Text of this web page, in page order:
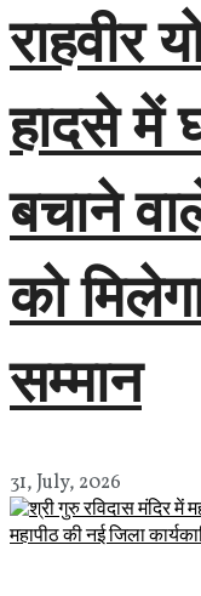
राहवीर
हादसे में
बचाने
को
सम्मान
31, July, 2026